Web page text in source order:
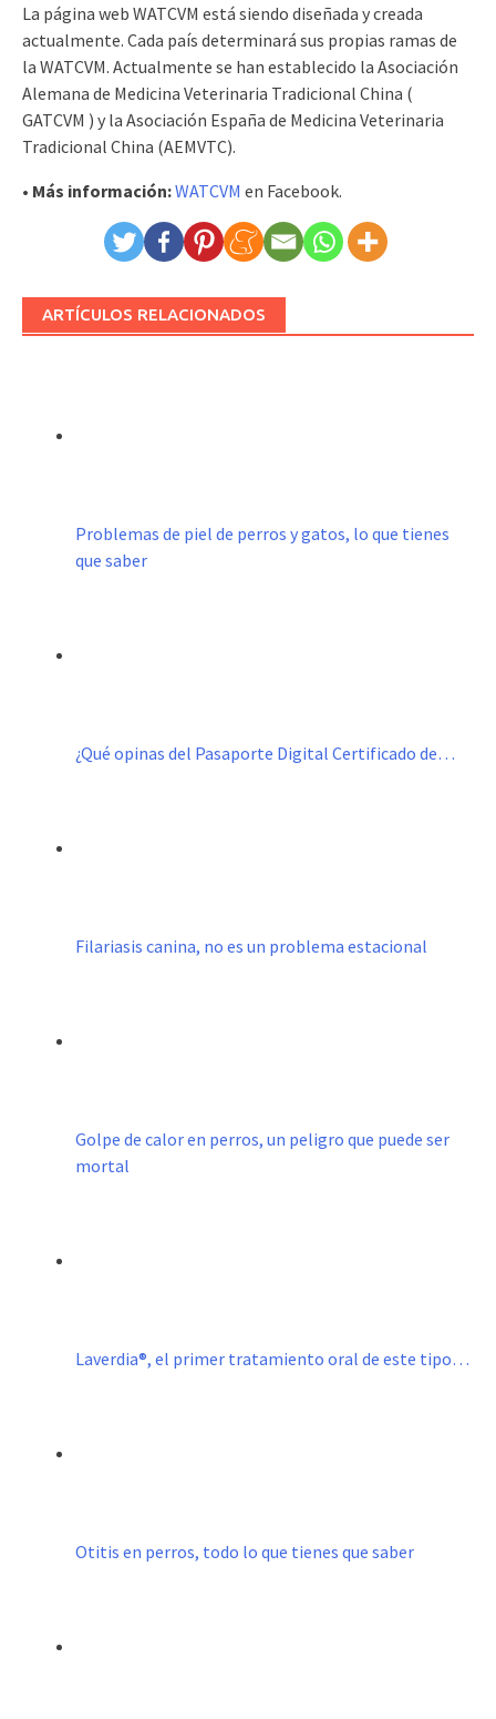
La página web WATCVM está siendo diseñada y creada
actualmente. Cada país determinará sus propias ramas de
la WATCVM. Actualmente se han establecido la Asociación
Alemana de Medicina Veterinaria Tradicional China (
GATCVM ) y la Asociación España de Medicina Veterinaria
Tradicional China (AEMVTC).
• Más información:WATCVM en Facebook.
ARTÍCULOS RELACIONADOS
Problemas de piel de perros y gatos, lo que tienes
que saber
¿Qué opinas del Pasaporte Digital Certificado de…
Filariasis canina, no es un problema estacional
Golpe de calor en perros, un peligro que puede ser
mortal
Laverdia®, el primer tratamiento oral de este tipo…
Otitis en perros, todo lo que tienes que saber